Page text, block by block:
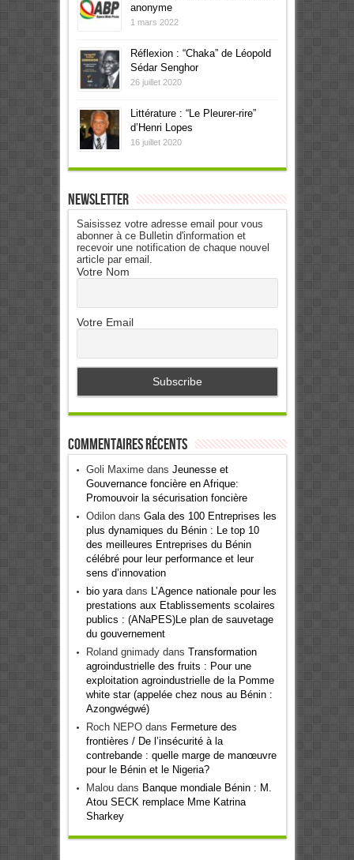
anonyme
1 mars 2022
Réflexion : “Chaka” de Léopold
Sédar Senghor
26 juillet 2020
Littérature : “Le Pleurer-rire”
d’Henri Lopes
16 juillet 2020
Newsletter
Saisissez votre adresse email pour vous
abonner à ce Bulletin d'information et
recevoir une notification de chaque nouvel
article par email.
Votre Nom
Votre Email
Commentaires récents
Goli Maximedans Jeunesse et
Gouvernance foncière en Afrique:
Promouvoir la sécurisation foncière
Odilondans Gala des 100 Entreprises les
plus dynamiques du Bénin : Le top 10
des meilleures Entreprises du Bénin
célébré pour leur performance et leur
sens d’innovation
bio yaradans L’Agence nationale pour les
prestations aux Etablissements scolaires
publics : (ANaPES)Le plan de sauvetage
du gouvernement
Roland gnimadydans Transformation
agroindustrielle des fruits : Pour une
exploitation agroindustrielle de la Pomme
white star (appelée chez nous au Bénin :
Azongwégwé)
Roch NEPOdans Fermeture des
frontières / De l’insécurité à la
contrebande : quelle marge de manœuvre
pour le Bénin et le Nigeria?
Maloudans Banque mondiale Bénin : M.
Atou SECK remplace Mme Katrina
Sharkey